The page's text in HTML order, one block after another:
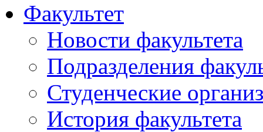
Факультет
Новости факультета
Подразделения
Студенческие
История факультета